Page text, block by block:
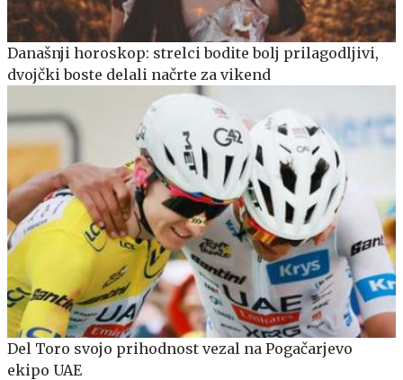
Današnji horoskop: strelci bodite bolj prilagodljivi,
dvojčki boste delali načrte za vikend
Del Toro svojo prihodnost vezal na Pogačarjevo
ekipo UAE